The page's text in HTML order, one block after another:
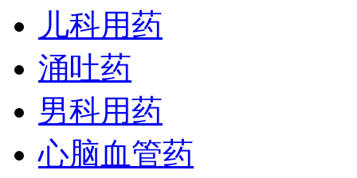
儿科用药
涌吐药
男科用药
心脑血管药